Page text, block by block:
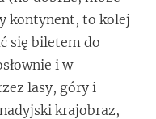
kontynent, to kolej
się biletem do
i w
lasy, góry i
krajobraz,